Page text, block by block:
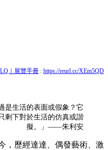
｜展覽手冊 : https://reurl.cc/XEm5QD
是生活的表面或假象？它
剩下對於生活的仿真或諧
擬。」 ——朱利安
，歷經達達、偶發藝術、激